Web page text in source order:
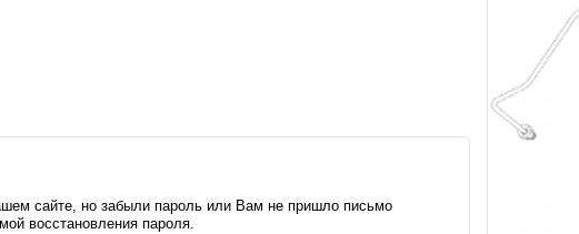
сайте, но забыли пароль или Вам не пришло письмо
восстановления пароля.